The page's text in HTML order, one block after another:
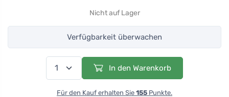
Nicht auf Lager
Verfügbarkeit überwachen
In den Warenkorb
Für den Kauf erhalten Sie 155 Punkte.